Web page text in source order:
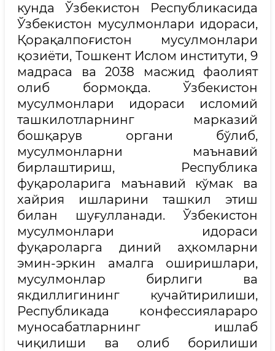
кунда Ўзбекистон Республикасида
Ўзбекистон мусулмонлари идораси,
Қорақалпоғистон мусулмонлари
қозиёти, Тошкент Ислом институти, 9
мадраса ва 2038 масжид фаолият
олиб бормоқда. Ўзбекистон
мусулмонлари идораси исломий
ташкилотларнинг марказий
бошқарув органи бўлиб,
мусулмонларни маънавий
бирлаштириш, Республика
фуқароларига маънавий кўмак ва
хайрия ишларини ташкил этиш
билан шуғулланади. Ўзбекистон
мусулмонлари идораси
фуқароларга диний аҳкомларни
эмин-эркин амалга оширишлари,
мусулмонлар бирлиги ва
якдиллигининг кучайтирилиши,
Республикада конфессиялараро
муносабатларнинг ишлаб
чиқилиши ва олиб борилиши